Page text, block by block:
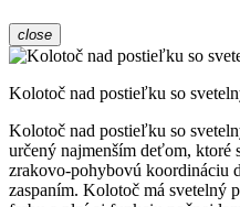
close
Kolotoč nad postieľku so
Kolotoč nad postieľku so
určený najmenším deťom, ktoré
zrakovo-pohybovú koordináciu
zaspaním. Kolotoč má svetelný